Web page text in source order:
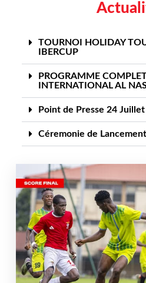
TOURNOI HOLIDAY
IBERCUP
PROGRAMME
INTERNATIONAL AL
Point de Presse 24
Céremonie de